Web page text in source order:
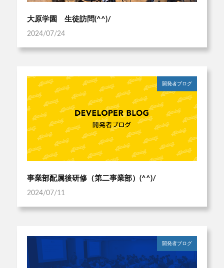
大原学園 生徒訪問(^^)/
2024/07/24
開発者ブログ
事業部配属後研修（第二事業部）(^^)/
2024/07/11
開発者ブログ